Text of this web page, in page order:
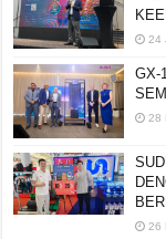
24
GX-
28
26